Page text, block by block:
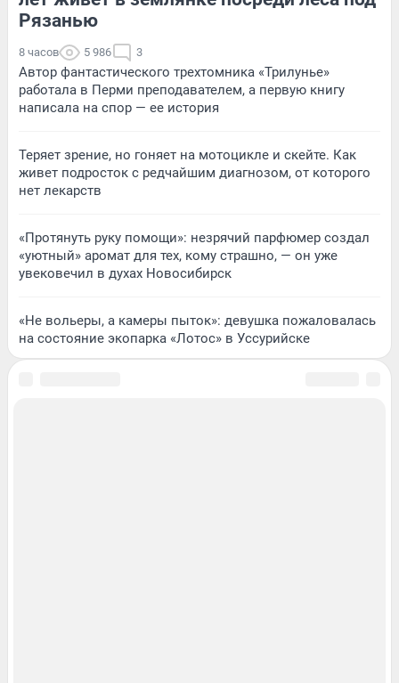
Рязанью
8 часов 5 986 3
Автор фантастического трехтомника «Трилунье»
работала в Перми преподавателем, а первую книгу
написала на спор — ее история
Теряет зрение, но гоняет на мотоцикле и скейте. Как
живет подросток с редчайшим диагнозом, от которого
нет лекарств
«Протянуть руку помощи»: незрячий парфюмер создал
«уютный» аромат для тех, кому страшно, — он уже
увековечил в духах Новосибирск
«Не вольеры, а камеры пыток»: девушка пожаловалась
на состояние экопарка «Лотос» в Уссурийске